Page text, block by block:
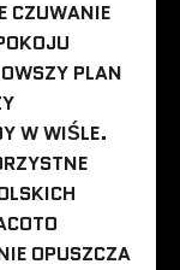
CZUWANIE
PLAN
W WIŚLE.
OPUSZCZA